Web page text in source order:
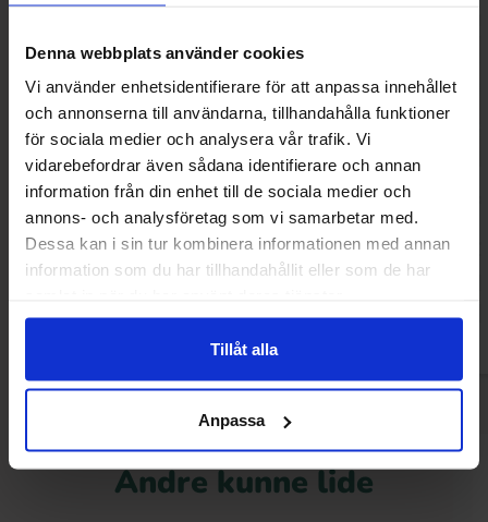
Denna webbplats använder cookies
Vi använder enhetsidentifierare för att anpassa innehållet
och annonserna till användarna, tillhandahålla funktioner
för sociala medier och analysera vår trafik. Vi
vidarebefordrar även sådana identifierare och annan
information från din enhet till de sociala medier och
annons- och analysföretag som vi samarbetar med.
Dessa kan i sin tur kombinera informationen med annan
information som du har tillhandahållit eller som de har
Tillåt alla
Anpassa
Brynild Knatter Melon 80g
13.90 kr
Shades By Niko
Andre kunne lide